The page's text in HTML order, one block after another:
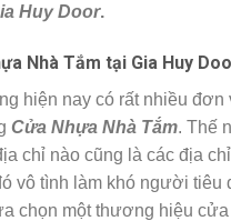
Huy Door.
Nhà Tắm tại Gia Huy
hiện nay có rất nhiều đơn
Cửa Nhựa Nhà Tắm. Thế
chỉ nào cũng là các địa
vô tình làm khó người tiêu
chọn một thương hiệu